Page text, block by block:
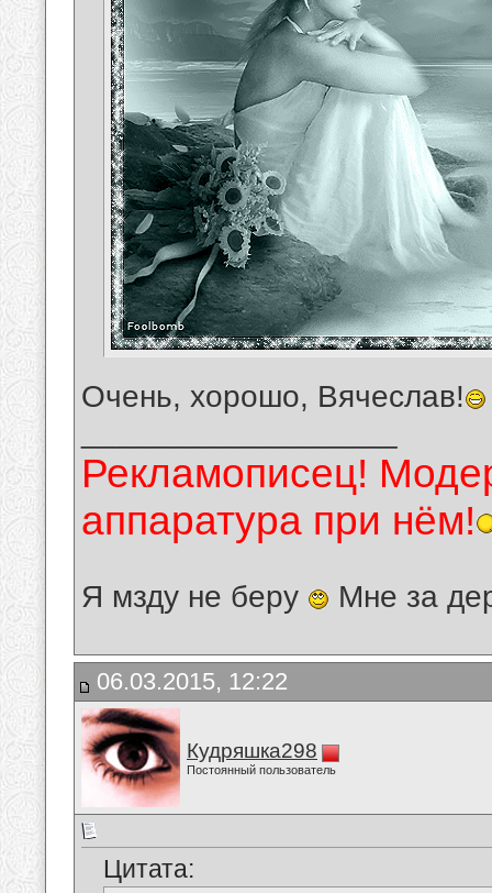
Очень, хорошо, Вячеслав!
Рекламописец!
аппаратура при нём!
Я мзду не беру Мне за
06.03.2015, 12:22
Кудряшка298
Постоянный пользователь
Цитата: